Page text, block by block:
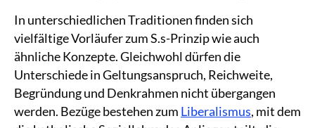
In unterschiedlichen Traditionen finden sich
vielfältige Vorläufer zum S.s-Prinzip wie auch
ähnliche Konzepte. Gleichwohl dürfen die
Unterschiede in Geltungsanspruch, Reichweite,
Begründung und Denkrahmen nicht übergangen
werden. Bezüge bestehen zum Liberalismus, mit dem